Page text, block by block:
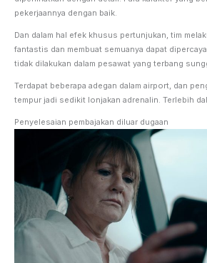
pekerjaannya dengan baik.
Dan dalam hal efek khusus pertunjukan, tim
fantastis dan membuat semuanya dapat
tidak dilakukan dalam pesawat yang terbang
Terdapat beberapa adegan dalam airport, dan
tempur jadi sedikit lonjakan adrenalin. Terlebih
Penyelesaian pembajakan diluar dugaan